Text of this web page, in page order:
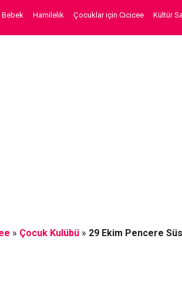
Bebek Hamilelik Çocuklar için Cicicee Kültür
» Çocuk Kulübü» 29 Ekim Pencere